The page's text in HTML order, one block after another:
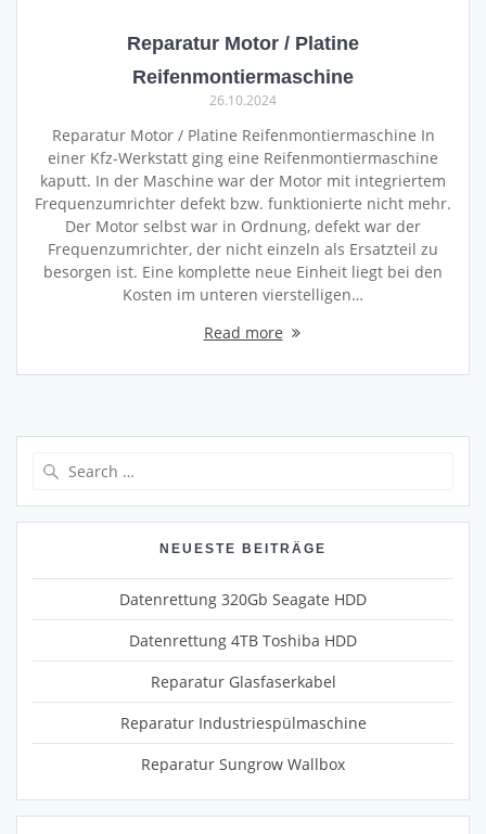
Reparatur Motor / Platine
Reifenmontiermaschine
26.10.2024
Reparatur Motor / Platine Reifenmontiermaschine In
einer Kfz-Werkstatt ging eine Reifenmontiermaschine
kaputt. In der Maschine war der Motor mit integriertem
Frequenzumrichter defekt bzw. funktionierte nicht mehr.
Der Motor selbst war in Ordnung, defekt war der
Frequenzumrichter, der nicht einzeln als Ersatzteil zu
besorgen ist. Eine komplette neue Einheit liegt bei den
Kosten im unteren vierstelligen…
Read more
NEUESTE BEITRÄGE
Datenrettung 320Gb Seagate HDD
Datenrettung 4TB Toshiba HDD
Reparatur Glasfaserkabel
Reparatur Industriespülmaschine
Reparatur Sungrow Wallbox